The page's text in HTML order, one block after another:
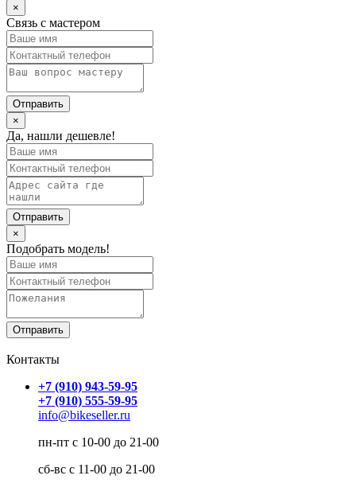
×
Связь с мастером
×
Да, нашли дешевле!
×
Подобрать модель!
Контакты
+7 (910) 943-59-95
+7 (910) 555-59-95
info@bikeseller.ru
пн-пт с 10-00 до 21-00
сб-вс с 11-00 до 21-00